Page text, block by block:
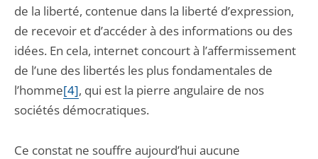
de la liberté, contenue dans la liberté d’expression,
de recevoir et d’accéder à des informations ou des
idées. En cela, internet concourt à l’affermissement
de l’une des libertés les plus fondamentales de
l’homme[4], qui est la pierre angulaire de nos
sociétés démocratiques.
Ce constat ne souffre aujourd’hui aucune